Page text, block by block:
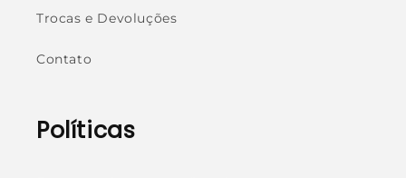
Trocas e Devoluções
Contato
Políticas